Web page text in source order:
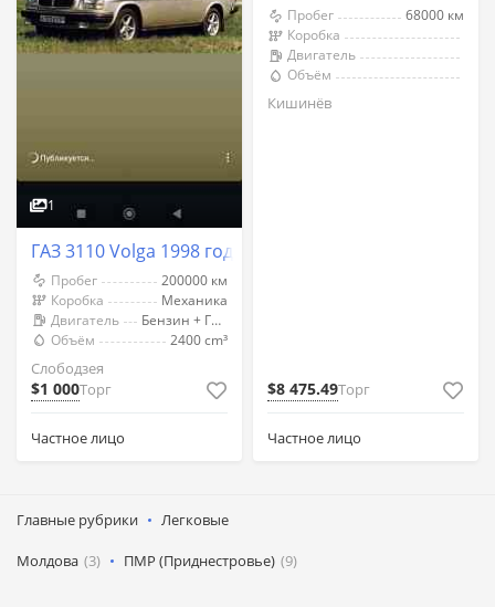
1
ГАЗ 3110 Volga 1998 год Слободзея
Пробег
200000 км
Коробка
Механика
Двигатель
Бензин + Газ (Метан)
Объём
2400 cm³
Слободзея
$1 000Торг
Частное лицо
Пробег
68000 км
Коробка
Двигатель
Объём
Кишинёв
$8 475.49Торг
Частное лицо
Главные рубрики Легковые
Молдова (3) ПМР (Приднестровье) (9)